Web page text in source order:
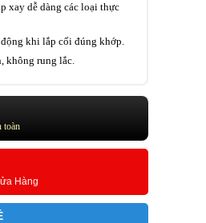
xay dễ dàng các loại thực
khi lắp cối đúng khớp.
không rung lắc.
toàn
Hàng